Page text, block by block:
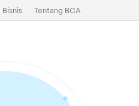
Bisnis Tentang BCA